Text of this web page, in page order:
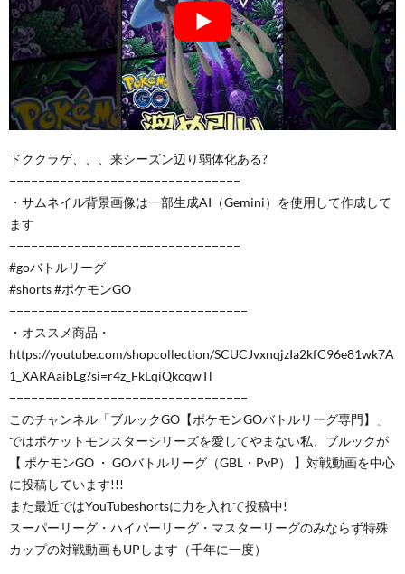
ドククラゲ、、、来シーズン辺り弱体化ある?
−−−−−−−−−−−−−−−−−−−−−−−−−−−−−−−−
・サムネイル背景画像は一部生成AI（Gemini）を使用して作成して
ます
−−−−−−−−−−−−−−−−−−−−−−−−−−−−−−−−
#goバトルリーグ
#shorts #ポケモンGO
−−−−−−−−−−−−−−−−−−−−−−−−−−−−−−−−−
・オススメ商品・
https://youtube.com/shopcollection/SCUCJvxnqjzIa2kfC96e81wk7A
1_XARAaibLg?si=r4z_FkLqiQkcqwTl
−−−−−−−−−−−−−−−−−−−−−−−−−−−−−−−−−
このチャンネル「ブルックGO【ポケモンGOバトルリーグ専門】」
ではポケットモンスターシリーズを愛してやまない私、ブルックが
【 ポケモンGO ・ GOバトルリーグ（GBL・PvP） 】対戦動画を中心
に投稿しています!!!
また最近ではYouTubeshortsに力を入れて投稿中!
スーパーリーグ・ハイパーリーグ・マスターリーグのみならず特殊
カップの対戦動画もUPします（千年に一度）